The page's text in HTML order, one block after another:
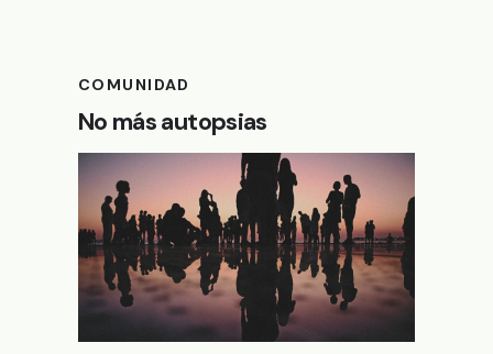
COMUNIDAD
No más autopsias